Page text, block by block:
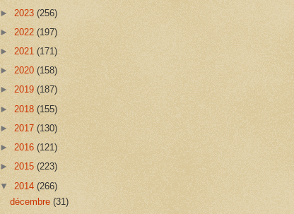
► 2023 (256)
► 2022 (197)
► 2021 (171)
► 2020 (158)
► 2019 (187)
► 2018 (155)
► 2017 (130)
► 2016 (121)
► 2015 (223)
▼ 2014 (266)
décembre(31)